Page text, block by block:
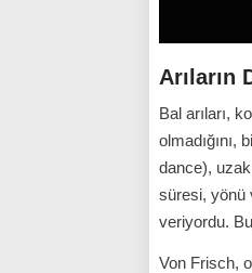
Arıların
Bal arıları,
dance), uzak
süresi, yönü
veriyordu.
Von Frisch,